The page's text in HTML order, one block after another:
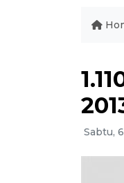
Sabtu,